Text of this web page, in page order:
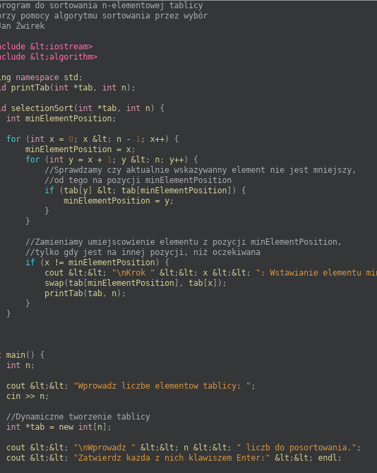
do sortowania n-elementowej tablicy
pomocy algorytmu sortowania przez wybór
Żwirek
&lt;iostream>
&lt;algorithm>
namespace std ;
printTab( int *tab , int n) ;
selectionSort ( int *tab , int n)
{
int minElementPosition ;
for ( int x = 0 ; x &lt ; n - 1 ; x++)
{
minElementPosition = x ;
for
( int y = x + 1 ; y &lt ; n ; y++)
{
//Sprawdzamy czy aktualnie wskazywanny element nie jest mniejszy,
//od tego na pozycji minElementPosition
if
(tab y &lt ; tab minElementPosition )
{
minElementPosition = y ;
}
}
//Zamieniamy umiejscowienie elementu z pozycji minElementPosition,
//tylko gdy jest na innej pozycji, niż oczekiwana
if
(x != minElementPosition)
{
cout &lt ;&lt ; "\nKrok " &lt ;&lt ; x &lt ;&lt ; ": Wstawianie elementu
swap(tab minElementPosition , tab x ) ;
printTab(tab , n) ;
}
}
main( )
{
int
n ;
cout &lt ;&lt ; "Wprowadz liczbe elementow tablicy: " ;
cin >> n ;
//Dynamiczne tworzenie tablicy
int
*tab = new int n ;
cout &lt ;&lt ; "\nWprowadz " &lt ;&lt ; n &lt ;&lt ; " liczb do posortowania." ;
cout &lt ;&lt ; "Zatwierdz kazda z nich klawiszem Enter:" &lt ;&lt ; endl ;